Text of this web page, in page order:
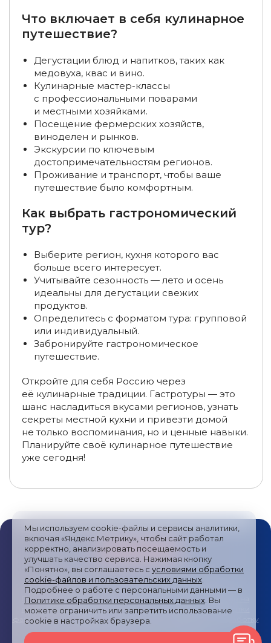
Мы используем cookie-файлы и сервисы аналитики,
включая «Яндекс.Метрику», чтобы сайт работал
корректно, анализировать посещаемость и
улучшать качество сервиса. Нажимая кнопку
«Понятно», вы соглашаетесь с условиями обработки
cookie-файлов и пользовательских данных
Подробнее о работе с персональными данными — в
Политике обработки персональных данных . Вы
можете ограничить или запретить использование
cookie в настройках браузера.
Туры по России из Саратова
Туры по России из Архангельска
Туры из Воронежа Туры в Краснодар
Туры в Краснодар из Москвы
Туры в Краснодар из Самары
Туры в Калмыкию, Элисту из Воронежа
Туры в Калмыкию, Элисту из Перми
Туры в Калмыкию, Элисту из Саратова
Туры на Алтай для пенсионеров
Туры на Алтай на 3-6 дней
Туры для пенсионеров по России
Гастрономические туры в Карелию
Туры в Карелию для пенсионеров
Недорогие туры в Карелию
Туры в Карелию в марте
Туры в Карелию на июньские праздники
Туры в Карелию в июле Туры в Карелию в октябре
Туры в Карелию в сентябре Туры в Карелию из Тулы
Туры в Карелию из Вологды
Туры в Карелию из Краснодара
Туры в Карелию из Пензы
Туры в Петрозаводск из Москвы
Туры в Сортавалу из Петрозаводска
Туры в Калининград на 1–3 дня
Что включает в себя кулинарное
путешествие?
Дегустации блюд и напитков, таких как
медовуха, квас и вино.
Кулинарные мастер-классы
с профессиональными поварами
и местными хозяйками.
Посещение фермерских хозяйств,
виноделен и рынков.
Экскурсии по ключевым
достопримечательностям регионов.
Проживание и транспорт, чтобы ваше
путешествие было комфортным.
Как выбрать гастрономический
тур?
Выберите регион, кухня которого вас
больше всего интересует.
Учитывайте сезонность — лето и осень
идеальны для дегустации свежих
продуктов.
Определитесь с форматом тура: групповой
или индивидуальный.
Забронируйте гастрономическое
путешествие.
Откройте для себя Россию через
её кулинарные традиции. Гастротуры — это
шанс насладиться вкусами регионов, узнать
секреты местной кухни и привезти домой
не только воспоминания, но и ценные навыки.
Планируйте своё кулинарное путешествие
уже сегодня!
Публичная оферта/Пользовательское соглашение/
Политика обработки персональных данных/Согласие на
получение рекламных сообщений/ Политика обработки
файлов cookies и метрических систем
Согласие на обработку